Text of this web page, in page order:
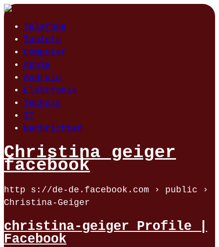
Telefone
Tablets
Computer
Apple
Android
Elektronik
Technik
IT
Nachrichten
Christina geiger
facebook
http s://de-de.facebook.com › public ›
Christina-Geiger
christina-geiger Profile |
Facebook